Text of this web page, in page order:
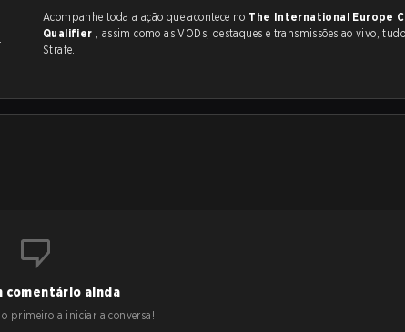
.
Acompanhe toda a ação que acontece no The International Europe
Qualifier , assim como as VODs, destaques e transmissões ao vivo, tudo na
Strafe.
comentário ainda
primeiro a iniciar a conversa!